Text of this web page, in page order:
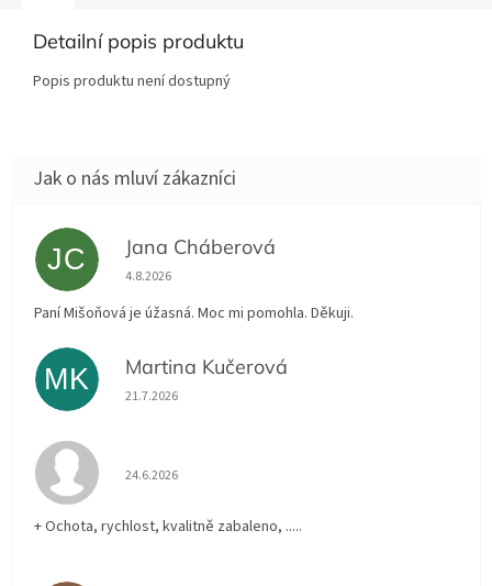
Detailní popis produktu
Popis produktu není dostupný
JC Jana Cháberová
Hodnocení obchodu je 5 z 5 hvězdiček.
4.8.2026
Paní Mišoňová je úžasná. Moc mi pomohla. Děkuji.
MK Martina Kučerová
Hodnocení obchodu je 5 z 5 hvězdiček.
21.7.2026
Hodnocení obchodu je 5 z 5 hvězdiček.
24.6.2026
+ Ochota, rychlost, kvalitně zabaleno, .....